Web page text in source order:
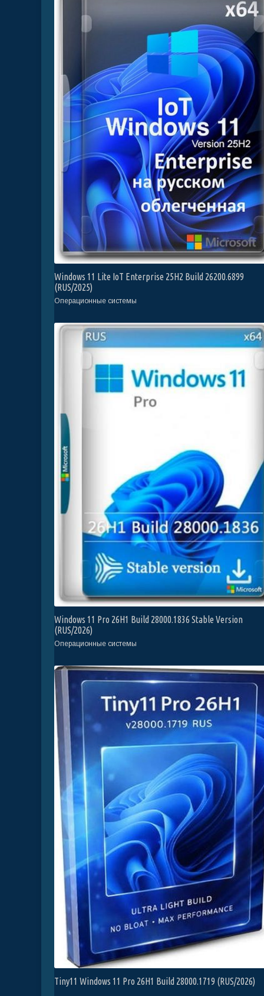
Windows 11 Lite IoT Enterprise 25H2 Build 26200.6899
(RUS/2025)
Операционные системы
Windows 11 Pro 26H1 Build 28000.1836 Stable Version
(RUS/2026)
Операционные системы
Tiny11 Windows 11 Pro 26H1 Build 28000.1719 (RUS/2026)